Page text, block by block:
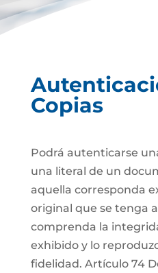
Copias
Podrá autenticarse
una literal de un
aquella corresponda
original que se tenga
comprenda la
exhibido y lo
fidelidad. Artículo 74